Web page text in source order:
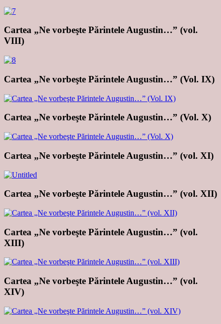
Cartea „Ne vorbeşte Părintele Augustin…” (vol.
VIII)
Cartea „Ne vorbeşte Părintele Augustin…” (Vol. IX)
Cartea „Ne vorbeşte Părintele Augustin…” (Vol. X)
Cartea „Ne vorbeşte Părintele Augustin…” (vol. XI)
Cartea „Ne vorbeşte Părintele Augustin…” (vol. XII)
Cartea „Ne vorbeşte Părintele Augustin…” (vol.
XIII)
Cartea „Ne vorbeşte Părintele Augustin…” (vol.
XIV)